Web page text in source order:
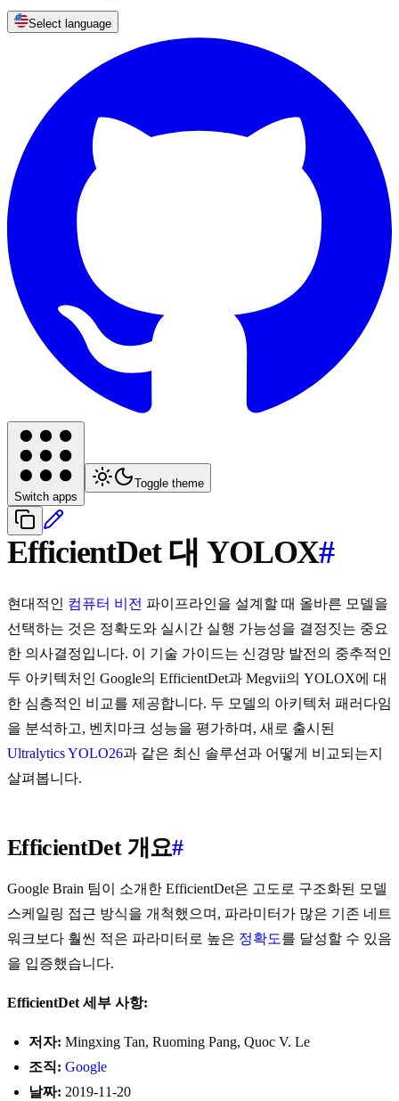
Select language
Switch apps
Toggle theme
EfficientDet 대 YOLOX#
현대적인 컴퓨터 비전 파이프라인을 설계할 때 올바른 모델을
선택하는 것은 정확도와 실시간 실행 가능성을 결정짓는 중요
한 의사결정입니다. 이 기술 가이드는 신경망 발전의 중추적인
두 아키텍처인 Google의 EfficientDet과 Megvii의 YOLOX에 대
한 심층적인 비교를 제공합니다. 두 모델의 아키텍처 패러다임
을 분석하고, 벤치마크 성능을 평가하며, 새로 출시된
Ultralytics YOLO26과 같은 최신 솔루션과 어떻게 비교되는지
살펴봅니다.
EfficientDet 개요#
Google Brain 팀이 소개한 EfficientDet은 고도로 구조화된 모델
스케일링 접근 방식을 개척했으며, 파라미터가 많은 기존 네트
워크보다 훨씬 적은 파라미터로 높은 정확도를 달성할 수 있음
을 입증했습니다.
EfficientDet 세부 사항:
저자: Mingxing Tan, Ruoming Pang, Quoc V. Le
조직: Google
날짜: 2019-11-20